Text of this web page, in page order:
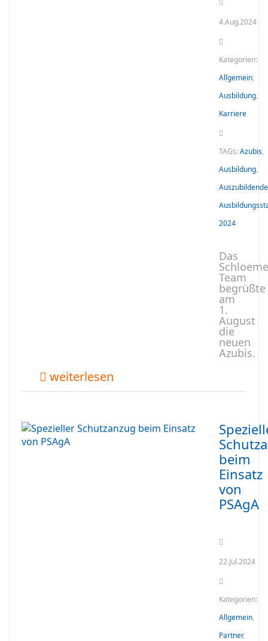
4.Aug.2024
Kategorien:
Allgemein,
Ausbildung,
Karriere
TAGs:Azubis,
Ausbildung,
Auszubildende
2024
Das
Team
begrüßte
am
1.
August
die
neuen
Azubis.
weiterlesen
beim
Einsatz
von
PSAgA
22.Jul.2024
Kategorien:
Allgemein,
Partner,